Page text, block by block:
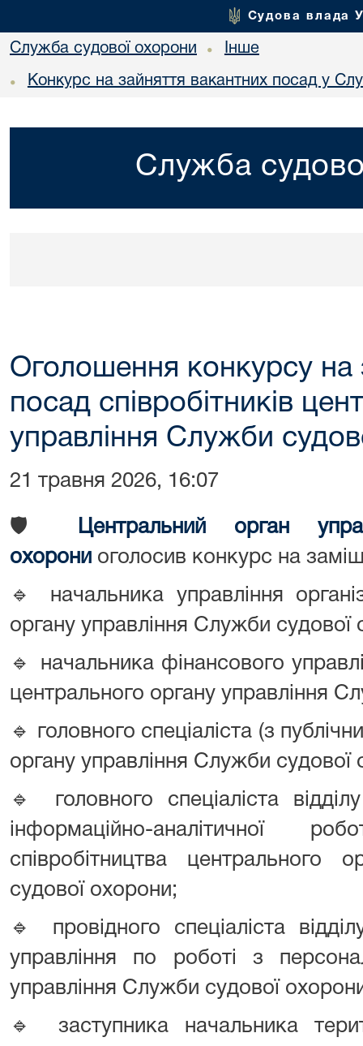
Судова влада
Служба судової охорони • Інше
• Конкурс на зайняття вакантних посад у
Служба
Оголошення конкурсу на
посад співробітників
управління Служби
21 травня 2026, 16:07
🛡️
Центральний орган
охорони оголосив конкурс на
🔹 начальника управління
органу управління Служби судової
🔹 начальника фінансового
центрального органу управління
🔹 головного спеціаліста (з
органу управління Служби судової
🔹 головного спеціаліста
інформаційно-аналітичної
співробітництва центрального
судової охорони;
🔹 провідного спеціаліста
управління по роботі з
управління Служби судової
🔹 заступника начальника